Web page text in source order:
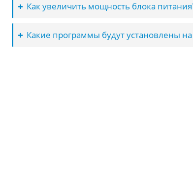
Как увеличить мощность блока
Какие программы будут установлены